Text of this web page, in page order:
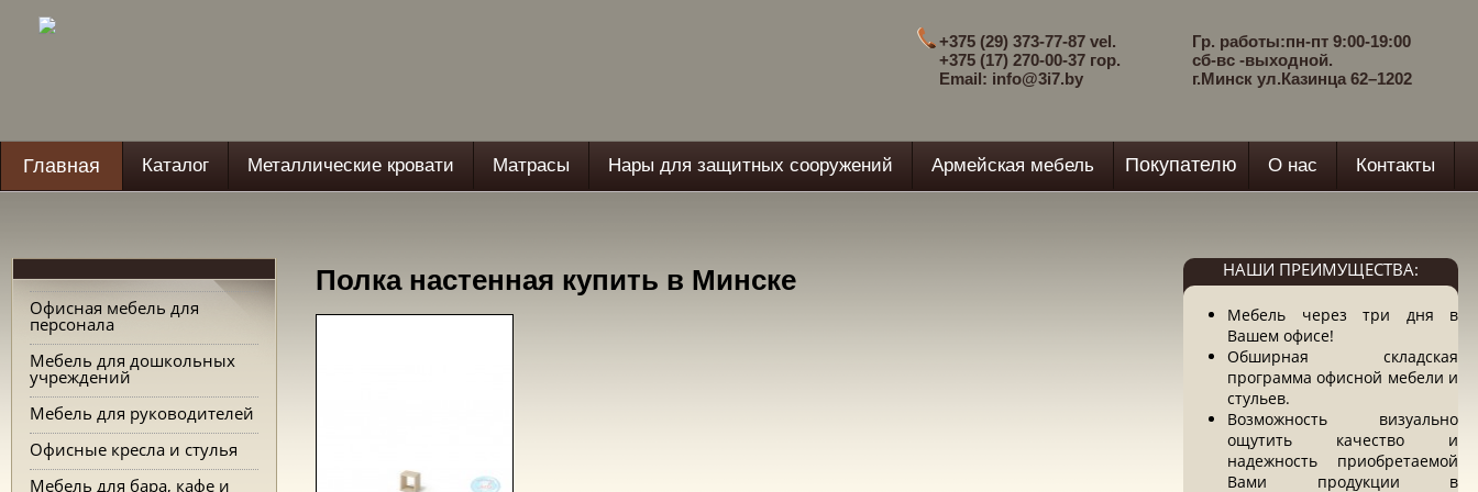
Гр. работы:пн-пт 9:00-19:00
сб-вс -выходной.
г.Минск ул.Казинца 62–1202
+375 (29) 373-77-87 vel.
+375 (17) 270-00-37 гор.
Email: info@3i7.by
Главная Каталог Металлические кровати Матрасы Нары для защитных сооружений Армейская мебель Покупателю О нас Контакты
Офисная мебель для
персонала
Мебель для дошкольных
учреждений
Мебель для руководителей
Офисные кресла и стулья
Мебель для бара, кафе и
Полка настенная купить в Минске НАШИ ПРЕИМУЩЕСТВА:
Мебель через три дня в
Вашем офисе!
Обширная складская
программа офисной мебели и
стульев.
Возможность визуально
ощутить качество и
надежность приобретаемой
Вами продукции в